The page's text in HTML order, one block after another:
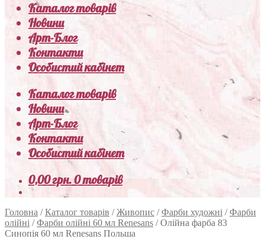
Каталог товарів
Новини
Арт-Блог
Контакти
Особистий кабінет
Каталог товарів
Новини
Арт-Блог
Контакти
Особистий кабінет
0,00грн.0 товарів
Головна /Каталог товарів /Живопис /Фарби художні /Фарби
олійні /Фарби олійні 60 мл Renesans /Олійна фарба 83
Синопія 60 мл Renesans Польша